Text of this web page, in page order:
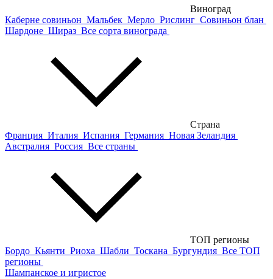
Виноград
Каберне совиньон Мальбек Мерло Рислинг Совиньон блан
Шардоне Шираз Все сорта винограда
Страна
Франция Италия Испания Германия Новая Зеландия
Австралия Россия Все страны
ТОП регионы
Бордо Кьянти Риоха Шабли Тоскана Бургундия Все ТОП
регионы
Шампанское и игристое